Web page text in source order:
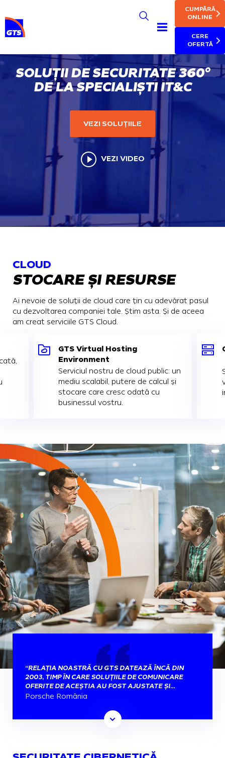
MAINCUMPĂRĂ
ONLINE
CERE
OFERTĂ
SOLUȚII DE SECURITATE 360°
DE LA SPECIALIȘTI IT&C
VEZI SOLUȚIILE
VEZI VIDEO
CLOUD
STOCARE ȘI RESURSE
Ai nevoie de soluții de cloud care țin cu adevărat pasul
cu dezvoltarea companiei tale. Știm asta. Și de aceea
am creat serviciile GTS Cloud.
GTS Virtual Hosting
Environment
Serviciul nostru de cloud public: un
mediu scalabil, putere de calcul și
stocare care cresc odată cu
businessul vostru.
“RELAȚIA NOASTRĂ CU GTS DATEAZĂ ÎNCĂ DIN
2003, TIMP ÎN CARE SOLUȚIILE DE COMUNICARE
OFERITE DE ACEȘTIA AU FOST AJUSTATE ȘI
ADAPTATE CA SĂ RĂSPUNDĂ CÂT MAI RAPID ȘI
PROMPTITUDINE ȘI PROFESIONALISM, ECHIPA DE
EXPERȚI GTS A REUȘIT SĂ DEZVOLTE UN PACHET
BUSINESS, SIMPLIFICÂNDU-NE ASTFEL TOT
Porsche România